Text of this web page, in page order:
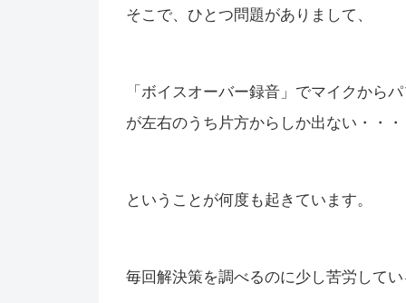
そこで、ひとつ問題がありまして、
「ボイスオーバー録音」でマイクから
が左右のうち片方からしか出ない・・・
ということが何度も起きています。
毎回解決策を調べるのに少し苦労して